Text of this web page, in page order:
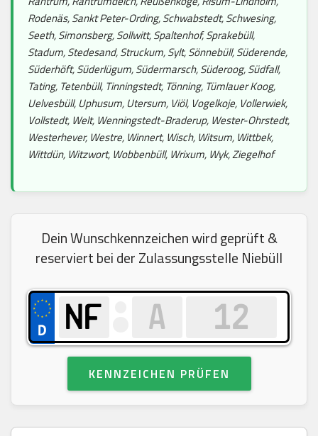
Rodenäs, Sankt Peter-Ording, Schwabstedt, Schwesing,
Seeth, Simonsberg, Sollwitt, Spaltenhof, Sprakebüll,
Stadum, Stedesand, Struckum, Sylt, Sönnebüll, Süderende,
Süderhöft, Süderlügum, Südermarsch, Süderoog, Südfall,
Tating, Tetenbüll, Tinningstedt, Tönning, Tümlauer Koog,
Uelvesbüll, Uphusum, Utersum, Viöl, Vogelkoje, Vollerwiek,
Vollstedt, Welt, Wenningstedt-Braderup, Wester-Ohrstedt,
Westerhever, Westre, Winnert, Wisch, Witsum, Wittbek,
Wittdün, Witzwort, Wobbenbüll, Wrixum, Wyk, Ziegelhof
Dein Wunschkennzeichen wird geprüft &
reserviert bei der Zulassungsstelle Niebüll
KENNZEICHEN PRÜFEN